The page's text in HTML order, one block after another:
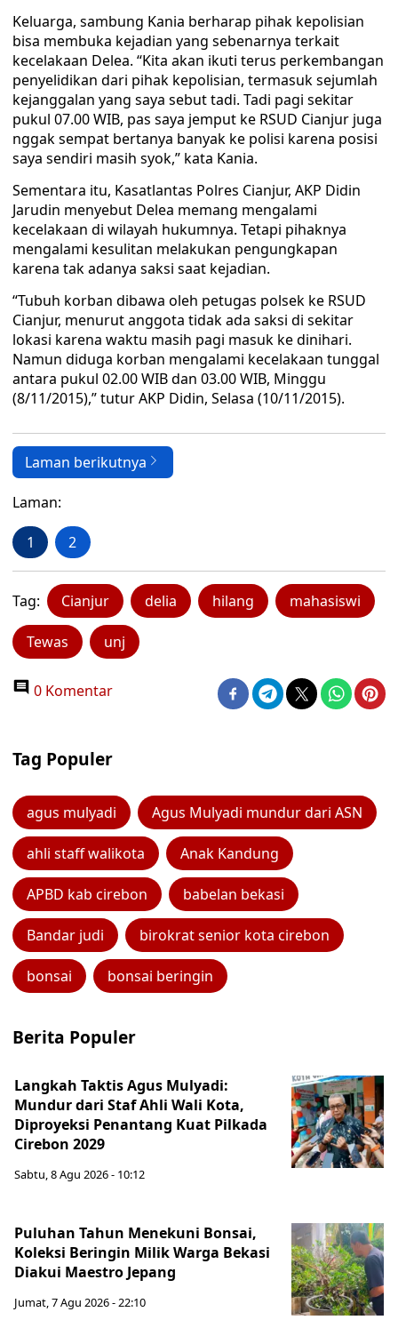
Keluarga, sambung Kania berharap pihak kepolisian
bisa membuka kejadian yang sebenarnya terkait
kecelakaan Delea. “Kita akan ikuti terus perkembangan
penyelidikan dari pihak kepolisian, termasuk sejumlah
kejanggalan yang saya sebut tadi. Tadi pagi sekitar
pukul 07.00 WIB, pas saya jemput ke RSUD Cianjur juga
nggak sempat bertanya banyak ke polisi karena posisi
saya sendiri masih syok,” kata Kania.
Sementara itu, Kasatlantas Polres Cianjur, AKP Didin
Jarudin menyebut Delea memang mengalami
kecelakaan di wilayah hukumnya. Tetapi pihaknya
mengalami kesulitan melakukan pengungkapan
karena tak adanya saksi saat kejadian.
“Tubuh korban dibawa oleh petugas polsek ke RSUD
Cianjur, menurut anggota tidak ada saksi di sekitar
lokasi karena waktu masih pagi masuk ke dinihari.
Namun diduga korban mengalami kecelakaan tunggal
antara pukul 02.00 WIB dan 03.00 WIB, Minggu
(8/11/2015),” tutur AKP Didin, Selasa (10/11/2015).
Laman berikutnya
Laman:
1 2
Tag: Cianjur delia hilang mahasiswi
Tewas unj
0 Komentar
Tag Populer
agus mulyadi Agus Mulyadi mundur dari ASN
ahli staff walikota Anak Kandung
APBD kab cirebon babelan bekasi
Bandar judi birokrat senior kota cirebon
bonsai bonsai beringin
Berita Populer
Langkah Taktis Agus Mulyadi:
Mundur dari Staf Ahli Wali Kota,
Diproyeksi Penantang Kuat Pilkada
Cirebon 2029
Sabtu, 8 Agu 2026 - 10:12
Puluhan Tahun Menekuni Bonsai,
Koleksi Beringin Milik Warga Bekasi
Diakui Maestro Jepang
Jumat, 7 Agu 2026 - 22:10